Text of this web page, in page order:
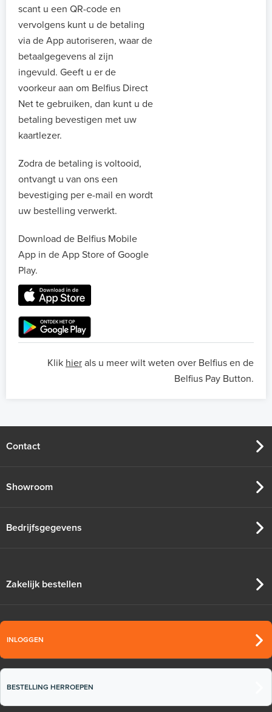
scant u een QR-code en
vervolgens kunt u de betaling
via de App autoriseren, waar de
betaalgegevens al zijn
ingevuld. Geeft u er de
voorkeur aan om Belfius Direct
Net te gebruiken, dan kunt u de
betaling bevestigen met uw
kaartlezer.
Zodra de betaling is voltooid,
ontvangt u van ons een
bevestiging per e-mail en wordt
uw bestelling verwerkt.
Download de Belfius Mobile
App in de App Store of Google
Play.
Klik hier als u meer wilt weten over Belfius en de
Belfius Pay Button.
Contact
Showroom
Bedrijfsgegevens
Zakelijk bestellen
INLOGGEN
BESTELLING HERROEPEN